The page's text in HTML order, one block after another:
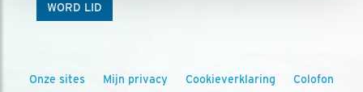
WORD LID
Onze sites Mijn privacy Cookieverklaring Colofon